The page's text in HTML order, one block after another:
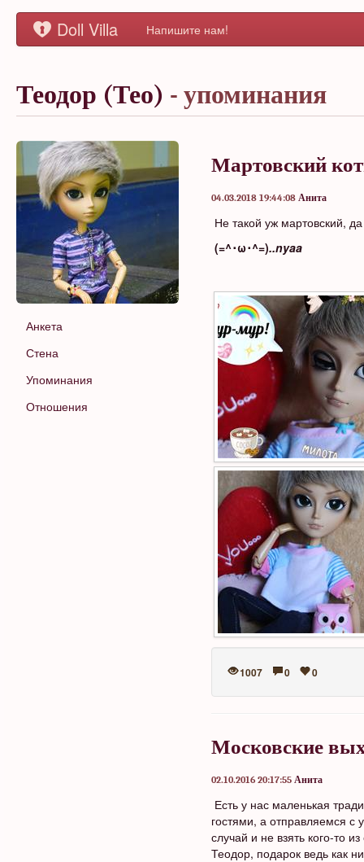
Doll Villa Напишите нам!
Теодор (Тео) - упоминания
Анкета
Стена
Упоминания
Отношения
Мартовский
04.03.2018 19:44:08 Анита
Не такой уж мартовский,
(=^･ω･^=)..nyaa
1007 0 0
Московские
02.10.2016 20:17:55 Анита
Есть у нас маленькая
гостями, а отправляемся с
случай и не взять кого-то
Теодор, подарок ведь как